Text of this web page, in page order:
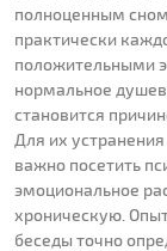
полноценным
практически
положительными
нормальное
становится
Для их
важно посетить
эмоциональное
хроническую.
беседы точно